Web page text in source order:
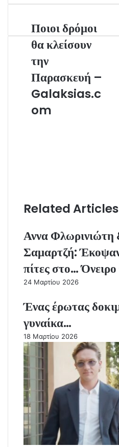
Ποιοι δρόμοι
θα κλείσουν
την
Παρασκευή –
Galaksias.c
om
Related Articles
Αννα
Σαμαρτζή: Έκοψαν
πίτες στο…
24 Μαρτίου 2026
Ένας έρωτας
γυναίκα…
18 Μαρτίου 2026